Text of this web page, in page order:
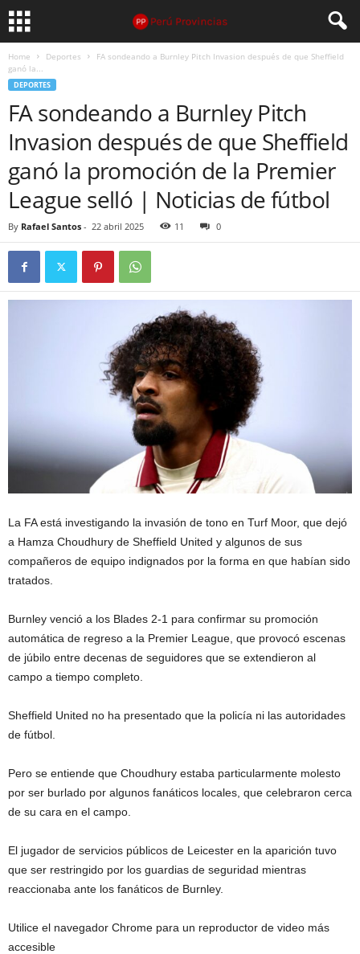
Home Deportes
FA sondeando a Burnley Pitch Invasion después de que Sheffield
ganó la...
DEPORTES
FA sondeando a Burnley Pitch
Invasion después de que Sheffield
ganó la promoción de la Premier
League selló | Noticias de fútbol
By Rafael Santos - 22 abril 2025 11 0
La FA está investigando la invasión de tono en Turf Moor, que dejó
a Hamza Choudhury de Sheffield United y algunos de sus
compañeros de equipo indignados por la forma en que habían sido
tratados.
Burnley venció a los Blades 2-1 para confirmar su promoción
automática de regreso a la Premier League, que provocó escenas
de júbilo entre decenas de seguidores que se extendieron al
campo a tiempo completo.
Sheffield United no ha presentado que la policía ni las autoridades
de fútbol.
Pero se entiende que Choudhury estaba particularmente molesto
por ser burlado por algunos fanáticos locales, que celebraron cerca
de su cara en el campo.
El jugador de servicios públicos de Leicester en la aparición tuvo
que ser restringido por los guardias de seguridad mientras
reaccionaba ante los fanáticos de Burnley.
Utilice el navegador Chrome para un reproductor de video más
accesible